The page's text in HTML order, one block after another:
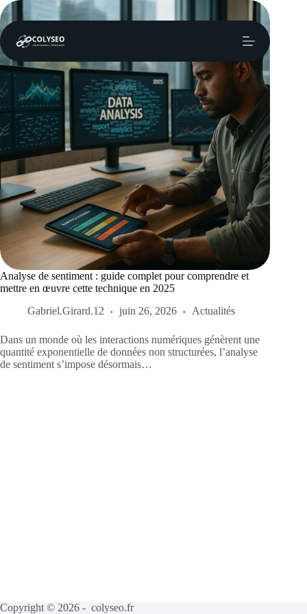
Passer
au
contenu
Analyse de sentiment : guide complet pour comprendre et
mettre en œuvre cette technique en 2025
Gabriel.Girard.12
juin 26, 2026 Actualités
Dans un monde où les interactions numériques génèrent une
quantité exponentielle de données non structurées, l’analyse
de sentiment s’impose désormais…
Copyright © 2026 - colyseo.fr